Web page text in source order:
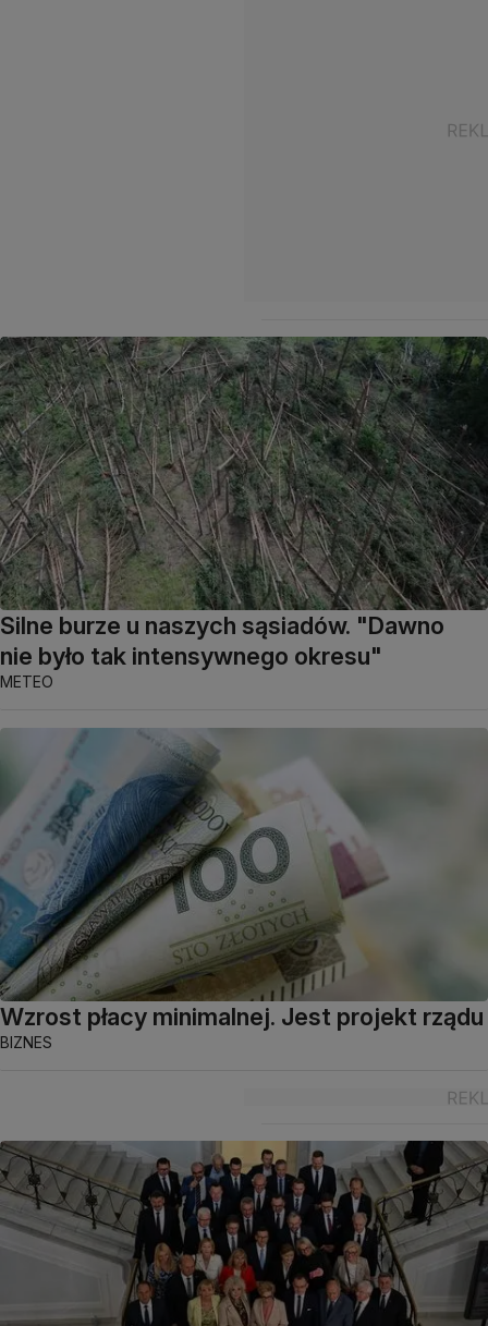
Silne burze u naszych sąsiadów. "Dawno
nie było tak intensywnego okresu"
METEO
Wzrost płacy minimalnej. Jest projekt rządu
BIZNES